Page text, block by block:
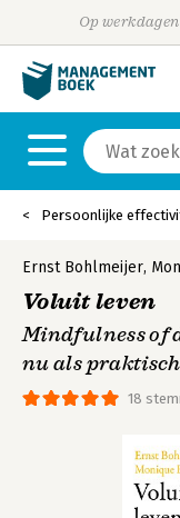
Op
Persoonlijke
18
Ernst Bohlmeijer,
Voluit leven
Mindfulness of
nu als